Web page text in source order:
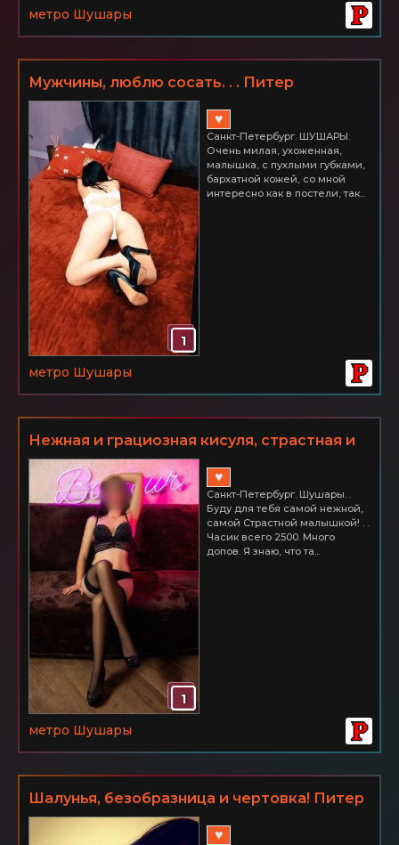
метро Шушары
Мужчины, люблю сосать. . . Питер
ШУШАРЫ Часик всего 2500
1
♥
Санкт-Петербург. ШУШАРЫ.
Очень милая, ухоженная,
малышка, с пухлыми губками,
бархатной кожей, со мной
интересно как в постели, так...
метро Шушары
Нежная и грациозная кисуля, страстная и
доступная! СПб Шушары. Часик всего 2500
1
♥
Санкт-Петербург. Шушары. .
Буду для тебя самой нежной,
самой Страстной малышкой! . .
Часик всего 2500. Много
допов. Я знаю, что та...
метро Шушары
Шалунья, безобразница и чертовка! Питер
ШУШАРЫ Час 3000
♥